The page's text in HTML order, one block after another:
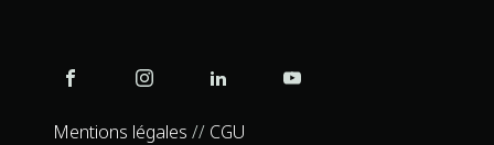
Mentions légales // CGU